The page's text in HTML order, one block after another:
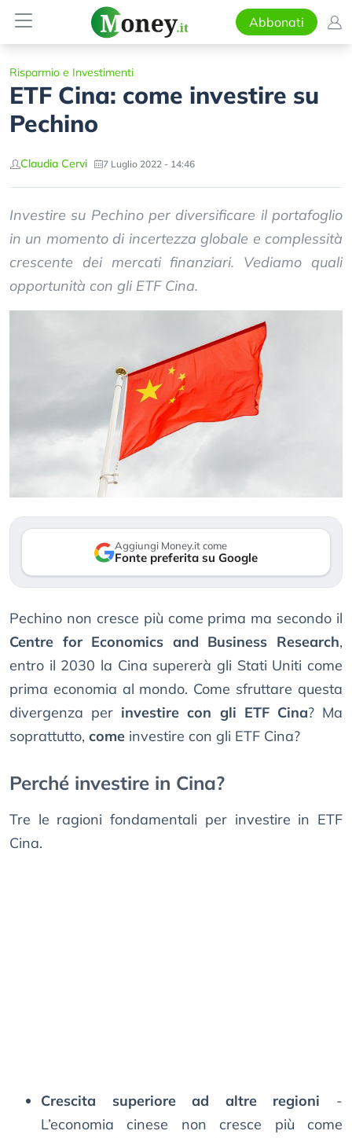
Abbonati
Risparmio e Investimenti
ETF Cina: come investire su
Pechino
Claudia Cervi 7 Luglio 2022 - 14:46
Investire su Pechino per diversificare il portafoglio
in un momento di incertezza globale e complessità
crescente dei mercati finanziari. Vediamo quali
opportunità con gli ETF Cina.
Aggiungi Money.it come
Fonte preferita su Google
Pechino non cresce più come prima ma secondo il
Centre for Economics and Business Research,
entro il 2030 la Cina supererà gli Stati Uniti come
prima economia al mondo. Come sfruttare questa
divergenza per investire con gli ETF Cina? Ma
soprattutto, come investire con gli ETF Cina?
Perché investire in Cina?
Tre le ragioni fondamentali per investire in ETF
Cina.
Crescita superiore ad altre regioni -
L’economia cinese non cresce più come